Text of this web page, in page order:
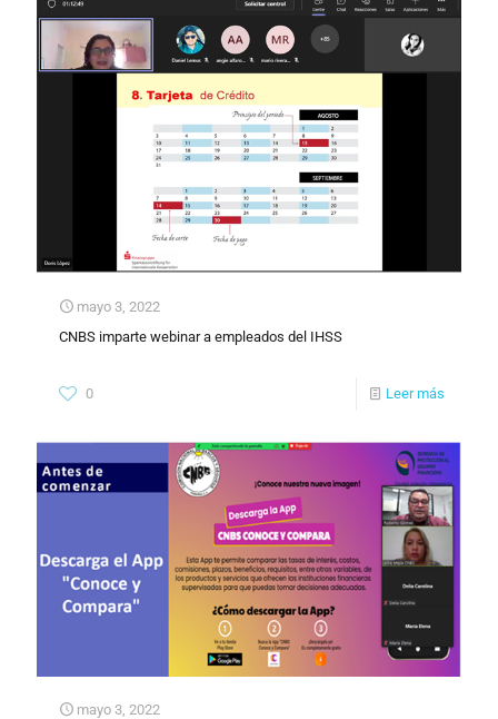
mayo 3, 2022
CNBS imparte webinar a empleados del IHSS
0 Leer más
mayo 3, 2022